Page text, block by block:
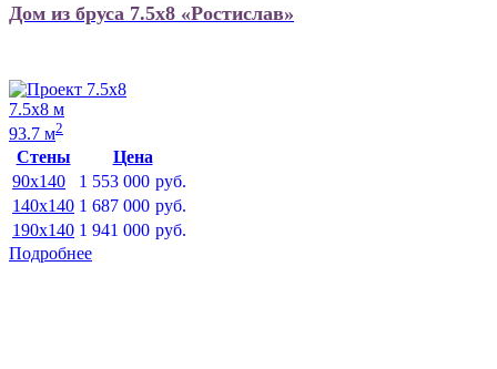
Дом из бруса 7.5х8 «Ростислав»
7.5х8 м
93.7 м2
Стены
Цена
90x140
1 553 000 руб.
140x140 1 687 000 руб.
190x140 1 941 000 руб.
Подробнее